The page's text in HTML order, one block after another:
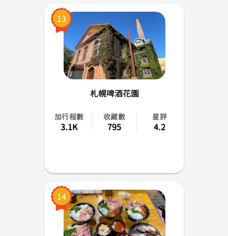
13
札幌啤酒花園
加行程數
3.1K
收藏數
795
星評
4.2
14